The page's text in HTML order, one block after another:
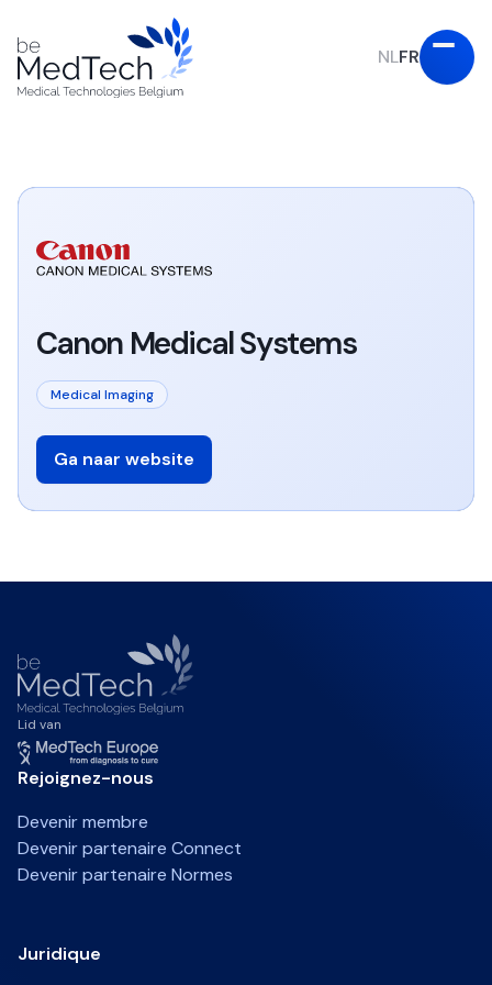
NLFR
Canon Medical Systems
Medical Imaging
Ga naar website
Lid van
Rejoignez-nous
Devenir membre
Devenir partenaire Connect
Devenir partenaire Normes
Juridique